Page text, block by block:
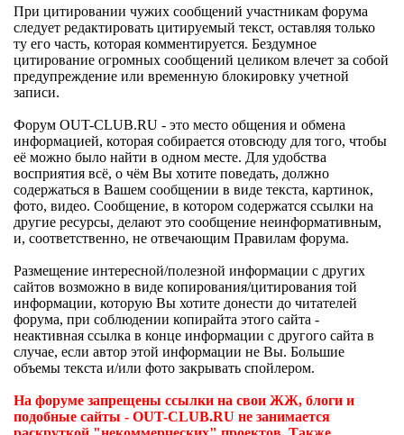
При цитировании чужих сообщений участникам форума
следует редактировать цитируемый текст, оставляя только
ту его часть, которая комментируется. Бездумное
цитирование огромных сообщений целиком влечет за собой
предупреждение или временную блокировку учетной
записи.
Форум OUT-CLUB.RU - это место общения и обмена
информацией, которая собирается отовсюду для того, чтобы
её можно было найти в одном месте. Для удобства
восприятия всё, о чём Вы хотите поведать, должно
содержаться в Вашем сообщении в виде текста, картинок,
фото, видео. Сообщение, в котором содержатся ссылки на
другие ресурсы, делают это сообщение неинформативным,
и, соответственно, не отвечающим Правилам форума.
Размещение интересной/полезной информации с других
сайтов возможно в виде копирования/цитирования той
информации, которую Вы хотите донести до читателей
форума, при соблюдении копирайта этого сайта -
неактивная ссылка в конце информации с другого сайта в
случае, если автор этой информации не Вы. Большие
объемы текста и/или фото закрывать спойлером.
На форуме запрещены ссылки на свои ЖЖ, блоги и
подобные сайты - OUT-CLUB.RU не занимается